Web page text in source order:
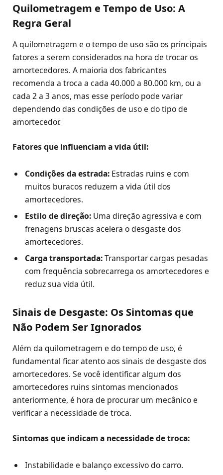
Quilometragem e Tempo de Uso: A
Regra Geral
A quilometragem e o tempo de uso são os principais
fatores a serem considerados na hora de trocar os
amortecedores. A maioria dos fabricantes
recomenda a troca a cada 40.000 a 80.000 km, ou a
cada 2 a 3 anos, mas esse período pode variar
dependendo das condições de uso e do tipo de
amortecedor.
Fatores que influenciam a vida útil:
Condições da estrada: Estradas ruins e com
muitos buracos reduzem a vida útil dos
amortecedores.
Estilo de direção: Uma direção agressiva e com
frenagens bruscas acelera o desgaste dos
amortecedores.
Carga transportada:Transportar cargas pesadas
com frequência sobrecarrega os amortecedores e
reduz sua vida útil.
Sinais de Desgaste: Os Sintomas que
Não Podem Ser Ignorados
Além da quilometragem e do tempo de uso, é
fundamental ficar atento aos sinais de desgaste dos
amortecedores. Se você identificar algum dos
amortecedores ruins sintomas mencionados
anteriormente, é hora de procurar um mecânico e
verificar a necessidade de troca.
Sintomas que indicam a necessidade de troca:
Instabilidade e balanço excessivo do carro.